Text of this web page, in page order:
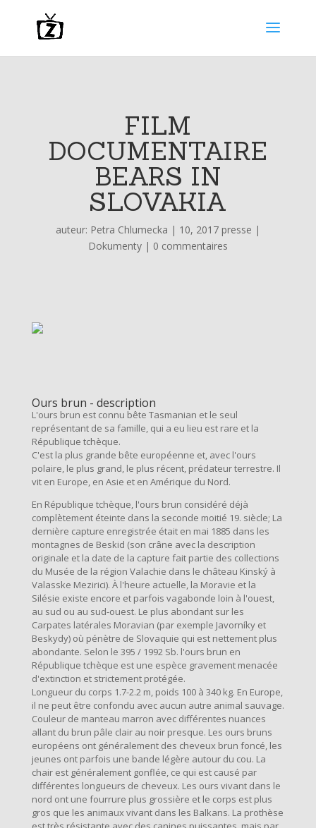
FILM
DOCUMENTAIRE
BEARS IN
SLOVAKIA
auteur: Petra Chlumecka | 10, 2017 presse |
Dokumenty| 0 commentaires
Ours brun - description
L'ours brun est connu bête Tasmanian et le seul
représentant de sa famille, qui a eu lieu est rare et la
République tchèque.
C'est la plus grande bête européenne et, avec l'ours
polaire, le plus grand, le plus récent, prédateur terrestre. Il
vit en Europe, en Asie et en Amérique du Nord.
En République tchèque, l'ours brun considéré déjà
complètement éteinte dans la seconde moitié 19. siècle; La
dernière capture enregistrée était en mai 1885 dans les
montagnes de Beskid (son crâne avec la description
originale et la date de la capture fait partie des collections
du Musée de la région Valachie dans le château Kinský à
Valasske Mezirici). À l'heure actuelle, la Moravie et la
Silésie existe encore et parfois vagabonde loin à l'ouest,
au sud ou au sud-ouest. Le plus abondant sur les
Carpates latérales Moravian (par exemple Javorníky et
Beskydy) où pénètre de Slovaquie qui est nettement plus
abondante. Selon le 395 / 1992 Sb. l'ours brun en
République tchèque est une espèce gravement menacée
d'extinction et strictement protégée.
Longueur du corps 1.7-2.2 m, poids 100 à 340 kg. En Europe,
il ne peut être confondu avec aucun autre animal sauvage.
Couleur de manteau marron avec différentes nuances
allant du brun pâle clair au noir presque. Les ours bruns
européens ont généralement des cheveux brun foncé, les
jeunes ont parfois une bande légère autour du cou. La
chair est généralement gonflée, ce qui est causé par
différentes longueurs de cheveux. Les ours vivant dans le
nord ont une fourrure plus grossière et le corps est plus
gros que les animaux vivant dans les Balkans. La prothèse